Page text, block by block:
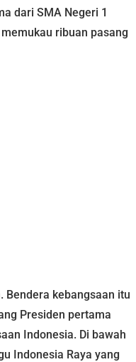
dari SMA Negeri 1
ribuan pasang
Bendera kebangsaan itu
Presiden pertama
Indonesia. Di bawah
Indonesia Raya yang